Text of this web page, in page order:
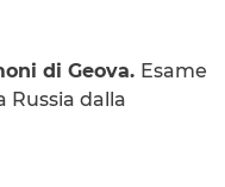
di Geova. Esame
dalla